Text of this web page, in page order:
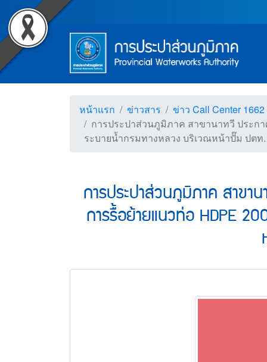
การประปาส่วนภูมิภาค ส
ข้ามไปยังเนื้อหา (Skip to content)
ข้ามไปยังเมนู (Skip to menu)
หน้าค้นหาข้อมูลในเว็บไซต์ (Search)
หน้าแผนผังเว็บไซต์ (Sitemap)
ตัวช่วยเหลือการเข้าถึงเว็บไซต์
หน้าหลักหรือโฮมเพจ
หน้าคำถามยอดฮิต
Top Menu
Main Menuตราสัญลักษณ์ และค่านิยม การป
หน้าแรก ข่าวสาร
ข่าว Call Center 1662
การประปาส่วนภูมิภาค สาขานาทวี ประก
ระบายน้ำกรมทางหลวง บริเวณหน้าปั๊ม ปต
การประปาส่วนภูมิภาค สาข
การรื้อย้ายแนวท่อ HDPE